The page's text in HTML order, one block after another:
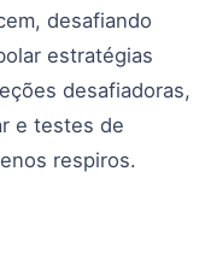
desafiando
estratégias
desafiadoras,
e testes de
respiros.